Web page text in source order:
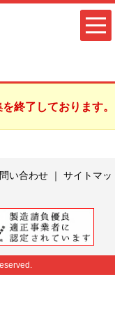
終了しております。
い合わせ｜ サイトマッ